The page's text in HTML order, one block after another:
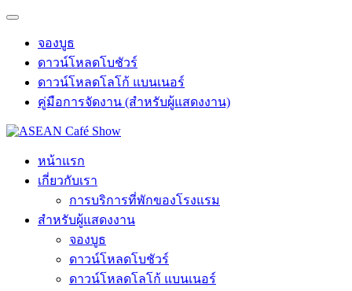
จองบูธ
ดาวน์โหลดโบชัวร์
ดาวน์โหลดโลโก้ แบนเนอร์
คู่มือการจัดงาน (สำหรับผู้แสดงงาน)
หน้าแรก
เกี่ยวกับเรา
การบริการที่พักของโรงแรม
สำหรับผู้แสดงงาน
จองบูธ
ดาวน์โหลดโบชัวร์
ดาวน์โหลดโลโก้ แบนเนอร์